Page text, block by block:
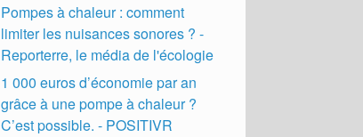
Pompes à chaleur : comment
limiter les nuisances sonores ? -
Reporterre, le média de l'écologie
1 000 euros d’économie par an
grâce à une pompe à chaleur ?
C’est possible. - POSITIVR